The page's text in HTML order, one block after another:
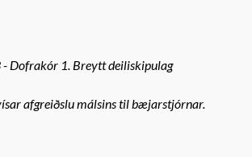
Dofrakór 1. Breytt deiliskipulag
afgreiðslu málsins til bæjarstjórnar.